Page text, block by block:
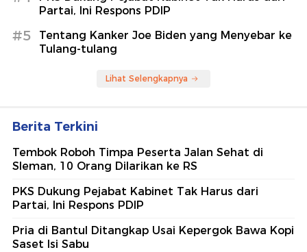
Partai, Ini Respons PDIP
#5
Tentang Kanker Joe Biden yang Menyebar ke
Tulang-tulang
Lihat Selengkapnya
Berita Terkini
Tembok Roboh Timpa Peserta Jalan Sehat di
Sleman, 10 Orang Dilarikan ke RS
PKS Dukung Pejabat Kabinet Tak Harus dari
Partai, Ini Respons PDIP
Pria di Bantul Ditangkap Usai Kepergok Bawa Kopi
Saset Isi Sabu